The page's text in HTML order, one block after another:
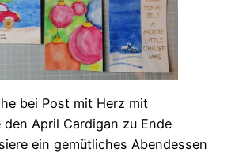
bei Post mit Herz mit
April Cardigan zu Ende
ein gemütliches Abendessen